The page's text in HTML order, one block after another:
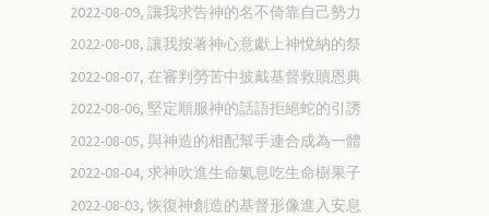
2022-08-09, 讓我求告神的名不倚靠自己勢力
2022-08-08, 讓我按著神心意獻上神悅納的祭
2022-08-07, 在審判勞苦中披戴基督救贖恩典
2022-08-06, 堅定順服神的話語拒絕蛇的引誘
2022-08-05, 與神造的相配幫手連合成為一體
2022-08-04, 求神吹進生命氣息吃生命樹果子
2022-08-03, 恢復神創造的基督形像進入安息